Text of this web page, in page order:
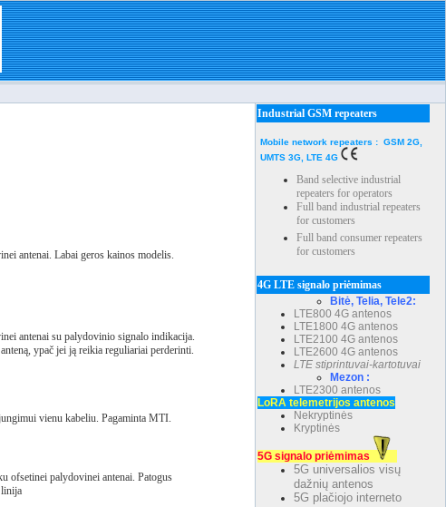
antenai. Labai geros kainos modelis.
antenai su palydovinio signalo indikacija.
ypač jei ją reikia reguliariai perderinti.
vienu kabeliu. Pagaminta MTI.
ofsetinei palydovinei antenai. Patogus
Industrial GSM repeaters
Mobile network repeaters : GSM 2G,
UMTS 3G, LTE 4G
Band selective industrial
repeaters for operators
Full band industrial repeaters
for customers
Full band consumer repeaters
for customers
4G LTE signalo priėmimas
Bitė, Telia, Tele2:
LTE800 4G antenos
LTE1800 4G antenos
LTE2100 4G antenos
LTE2600 4G antenos
LTE stiprintuvai-kartotuvai
Mezon :
LTE2300 antenos
LoRA telemetrijos antenos
Nekryptinės
Kryptinės
5G signalo priėmimas
5G universalios visų
dažnių antenos
5G plačiojo interneto